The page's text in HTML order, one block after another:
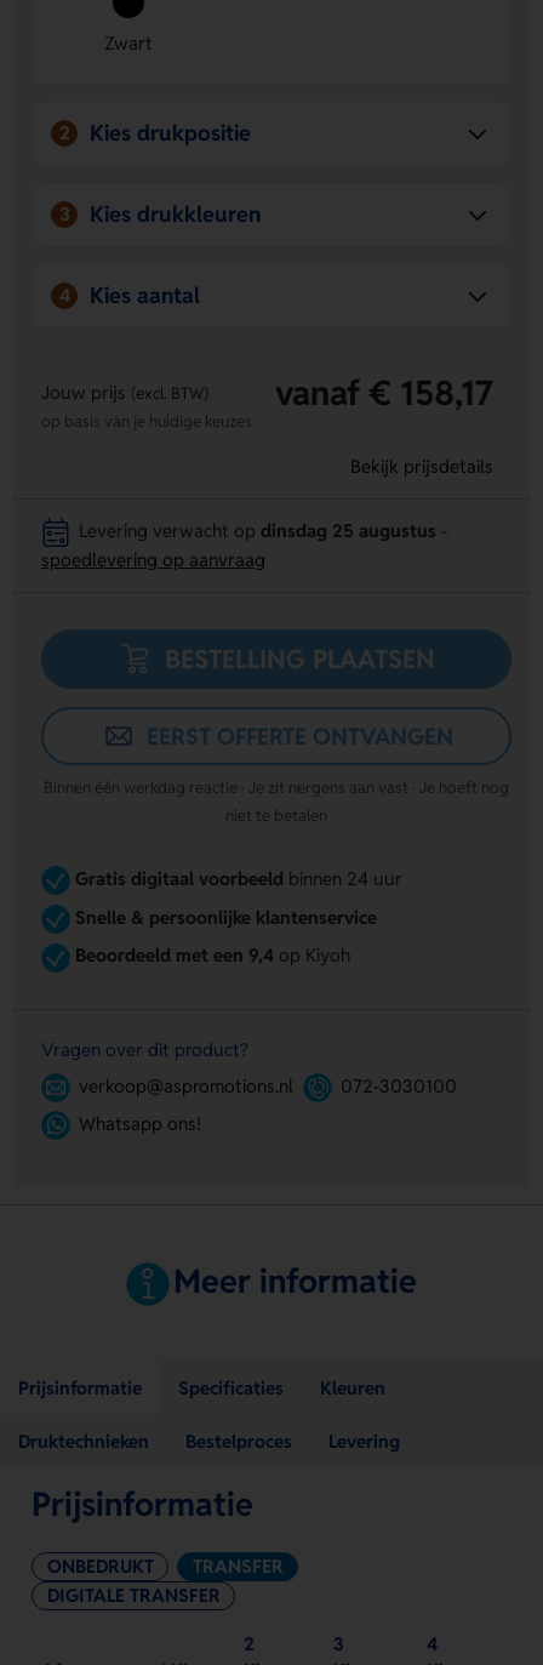
Stoere uitstraling
voor een frisse en natuurlijke look.
Zwart
2 Kies drukpositie
3 Kies drukkleuren
4 Kies aantal
Jouw prijs (excl. BTW) vanaf € 158,17
op basis van je huidige keuzes
Bekijk prijsdetails
Levering verwacht op dinsdag 25 augustus
spoedlevering op aanvraag
BESTELLING PLAATSEN
EERST OFFERTE ONTVANGEN
Binnen één werkdag reactie · Je zit nergens aan vast · Je hoeft nog
niet te betalen
Gratis digitaal voorbeeld binnen 24 uur
Snelle & persoonlijke klantenservice
Beoordeeld met een 9,4op Kiyoh
Vragen over dit product?
verkoop@aspromotions.nl
072-3030100
Whatsapp ons!
Meer informatie
Prijsinformatie Specificaties Kleuren
Druktechnieken Bestelproces Levering
Prijsinformatie
ONBEDRUKT
TRANSFER
DIGITALE TRANSFER
2
3
4